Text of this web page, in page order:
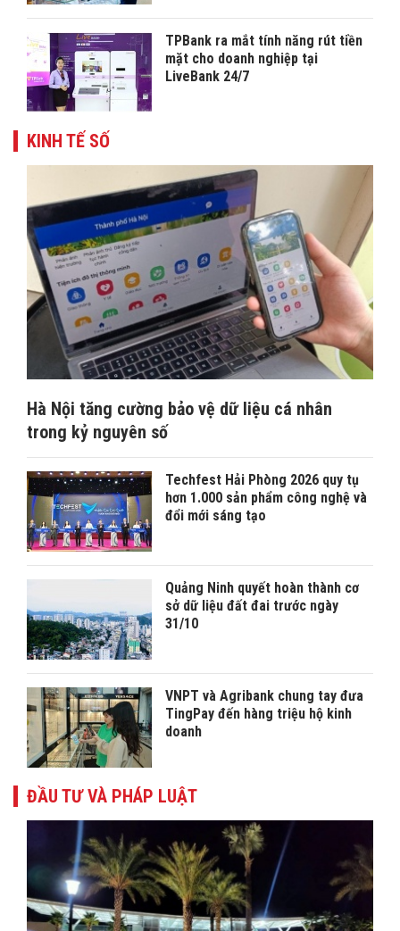
TPBank ra mắt tính năng rút tiền
mặt cho doanh nghiệp tại
LiveBank 24/7
KINH TẾ SỐ
Hà Nội tăng cường bảo vệ dữ liệu cá nhân
trong kỷ nguyên số
Techfest Hải Phòng 2026 quy tụ
hơn 1.000 sản phẩm công nghệ và
đổi mới sáng tạo
Quảng Ninh quyết hoàn thành cơ
sở dữ liệu đất đai trước ngày
31/10
VNPT và Agribank chung tay đưa
TingPay đến hàng triệu hộ kinh
doanh
ĐẦU TƯ VÀ PHÁP LUẬT